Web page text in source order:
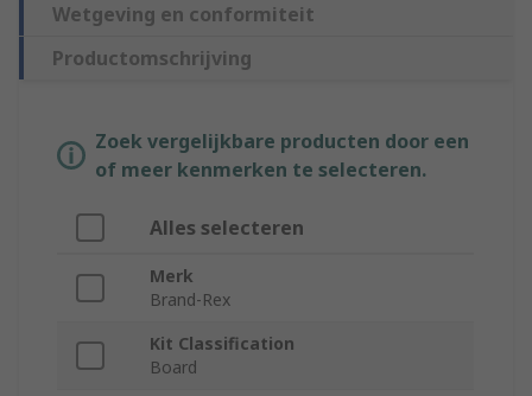
Wetgeving en conformiteit
Productomschrijving
Zoek vergelijkbare producten door een
of meer kenmerken te selecteren.
Alles selecteren
Merk
Brand-Rex
Kit Classification
Board